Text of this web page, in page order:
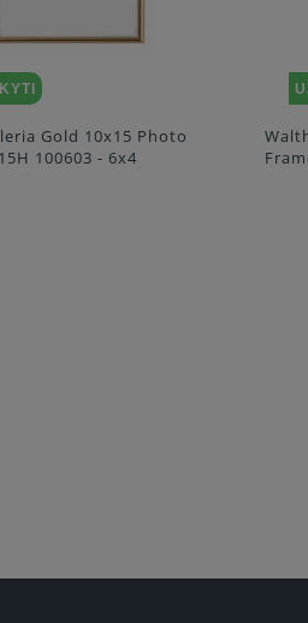
Gold 10x15 Photo
100603 - 6x4